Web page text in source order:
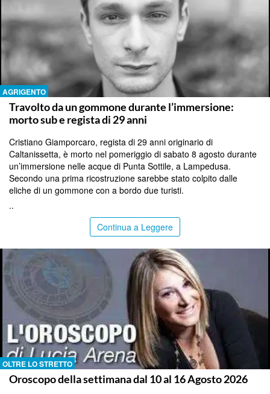
AGRIGENTO
Travolto da un gommone durante l’immersione:
morto sub e regista di 29 anni
Cristiano Giamporcaro, regista di 29 anni originario di
Caltanissetta, è morto nel pomeriggio di sabato 8 agosto durante
un’immersione nelle acque di Punta Sottile, a Lampedusa.
Secondo una prima ricostruzione sarebbe stato colpito dalle
eliche di un gommone con a bordo due turisti.
..
Continua a Leggere
OLTRE LO STRETTO
Oroscopo della settimana dal 10 al 16 Agosto 2026